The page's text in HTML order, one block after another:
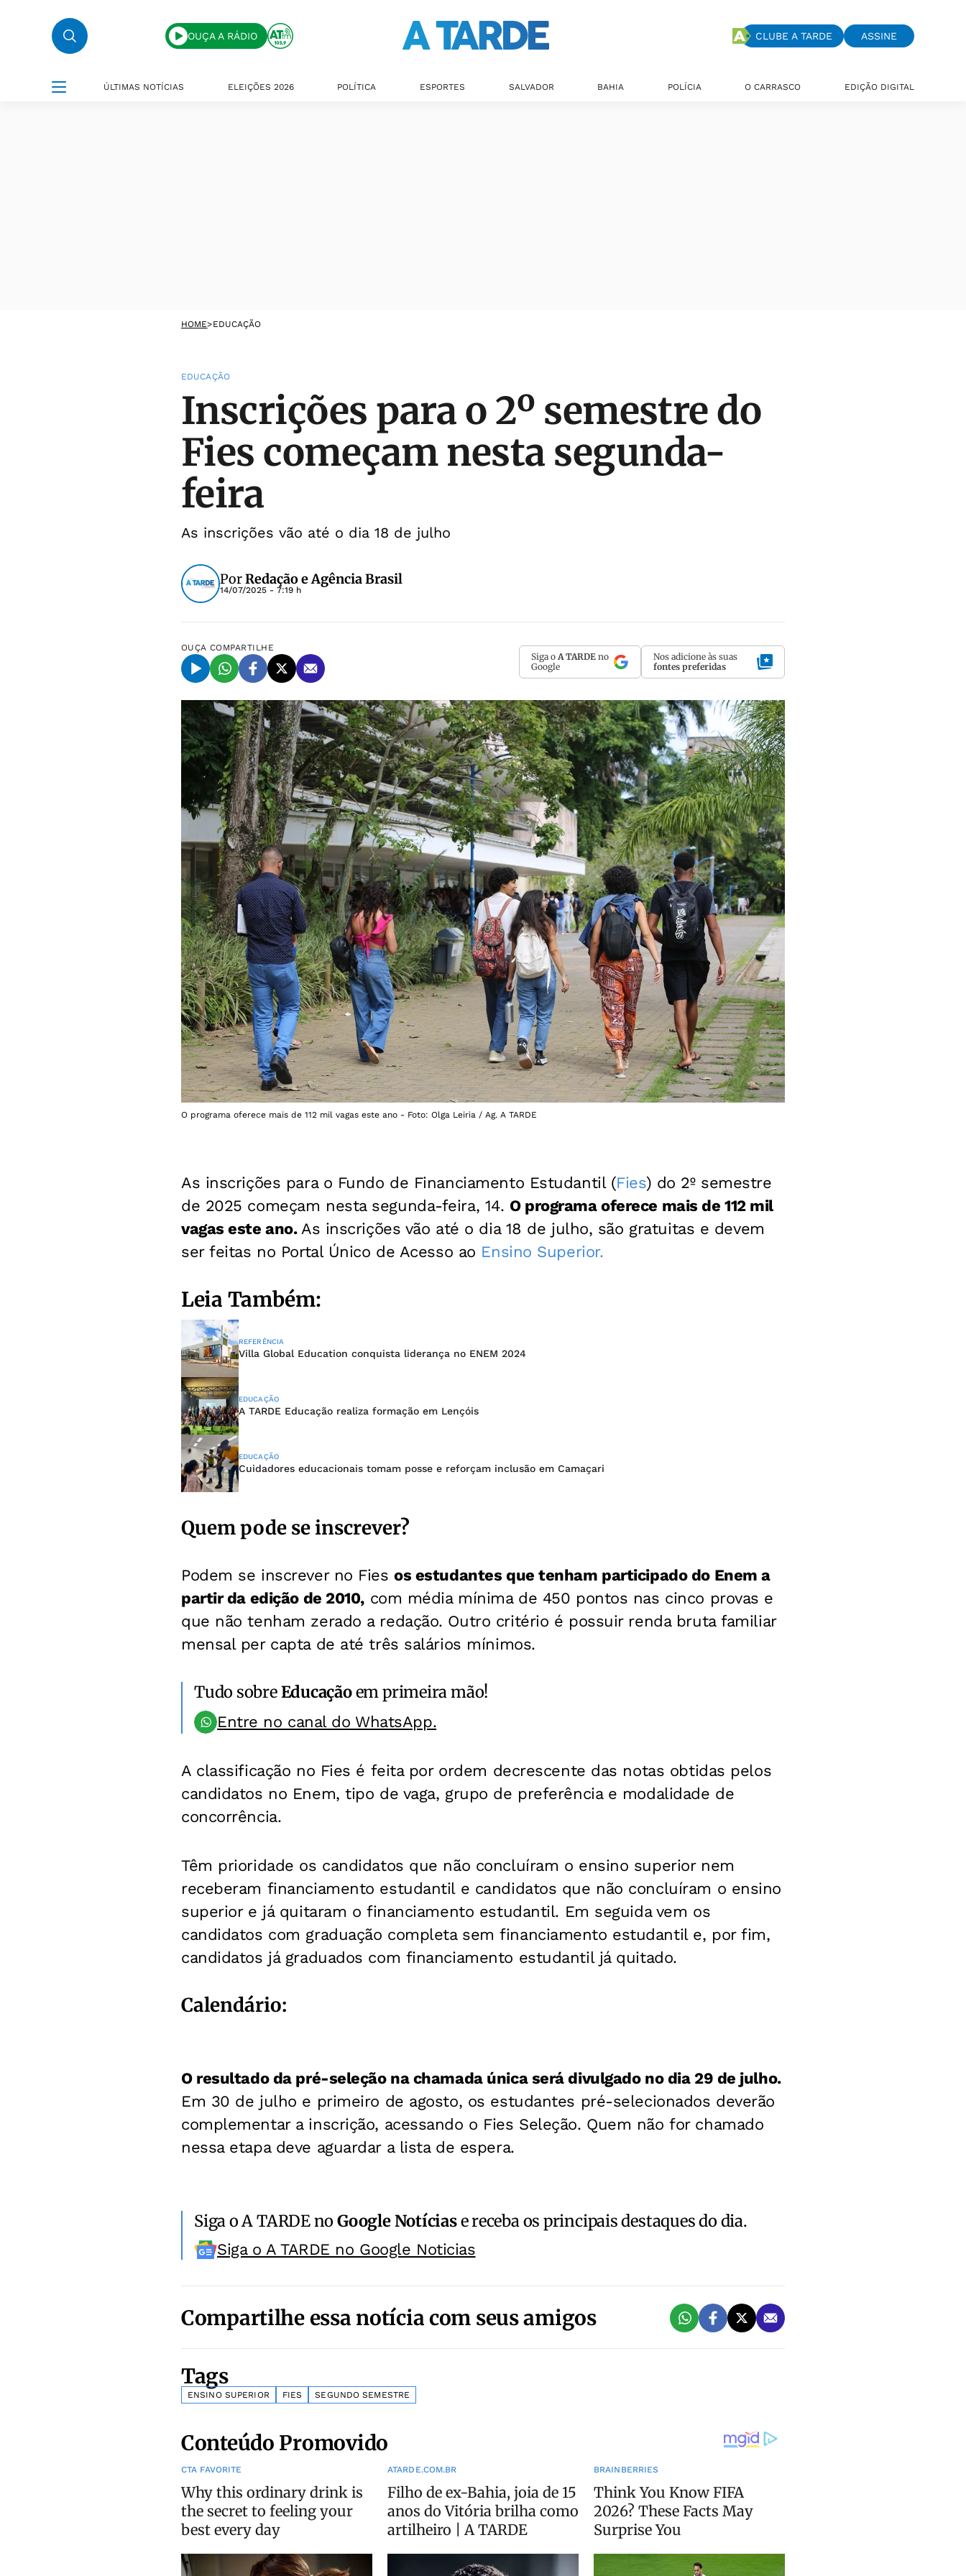
OUÇA A RÁDIO CLUBE A TARDE ASSINE
ÚLTIMAS NOTÍCIAS ELEIÇÕES 2026 POLÍTICA ESPORTES SALVADOR BAHIA POLÍCIA O CARRASCO EDIÇÃO DIGITAL
HOME>EDUCAÇÃO
EDUCAÇÃO
Inscrições para o 2º semestre do
Fies começam nesta segunda-
feira
As inscrições vão até o dia 18 de julho
PorRedação e Agência Brasil
14/07/2025 - 7:19 h
OUÇA COMPARTILHE
Siga o A TARDE no
Google
Nos adicione às suas
fontes preferidas
O programa oferece mais de 112 mil vagas este ano - Foto: Olga Leiria / Ag. A TARDE
As inscrições para o Fundo de Financiamento Estudantil (Fies) do 2º semestre
de 2025 começam nesta segunda-feira, 14. O programa oferece mais de 112 mil
vagas este ano. As inscrições vão até o dia 18 de julho, são gratuitas e devem
ser feitas no Portal Único de Acesso ao Ensino Superior.
Leia Também:
REFERÊNCIA
Villa Global Education conquista liderança no ENEM 2024
EDUCAÇÃO
A TARDE Educação realiza formação em Lençóis
EDUCAÇÃO
Cuidadores educacionais tomam posse e reforçam inclusão em Camaçari
Quem pode se inscrever?
Podem se inscrever no Fiesos estudantes que tenham participado do Enem a
partir da edição de 2010, com média mínima de 450 pontos nas cinco provas e
que não tenham zerado a redação. Outro critério é possuir renda bruta familiar
mensal per capta de até três salários mínimos.
Tudo sobreEducaçãoem primeira mão!
Entre no canal do WhatsApp.
A classificação no Fies é feita por ordem decrescente das notas obtidas pelos
candidatos no Enem, tipo de vaga, grupo de preferência e modalidade de
concorrência.
Têm prioridade os candidatos que não concluíram o ensino superior nem
receberam financiamento estudantil e candidatos que não concluíram o ensino
superior e já quitaram o financiamento estudantil. Em seguida vem os
candidatos com graduação completa sem financiamento estudantil e, por fim,
candidatos já graduados com financiamento estudantil já quitado.
Calendário:
O resultado da pré-seleção na chamada única será divulgado no dia 29 de julho.
Em 30 de julho e primeiro de agosto, os estudantes pré-selecionados deverão
complementar a inscrição, acessando o Fies Seleção. Quem não for chamado
nessa etapa deve aguardar a lista de espera.
Siga o A TARDE noGoogle Notíciase receba os principais destaques do dia.
Siga o A TARDE no Google Noticias
Compartilhe essa notícia com seus amigos
Tags
ENSINO SUPERIOR FIES SEGUNDO SEMESTRE